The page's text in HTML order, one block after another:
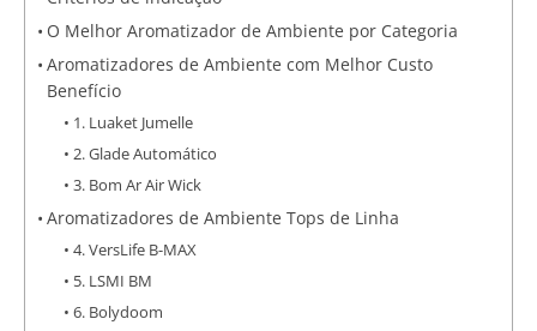
O Melhor Aromatizador de Ambiente por Categoria
Aromatizadores de Ambiente com Melhor Custo
Benefício
1. Luaket Jumelle
2. Glade Automático
3. Bom Ar Air Wick
Aromatizadores de Ambiente Tops de Linha
4. VersLife B-MAX
5. LSMI BM
6. Bolydoom